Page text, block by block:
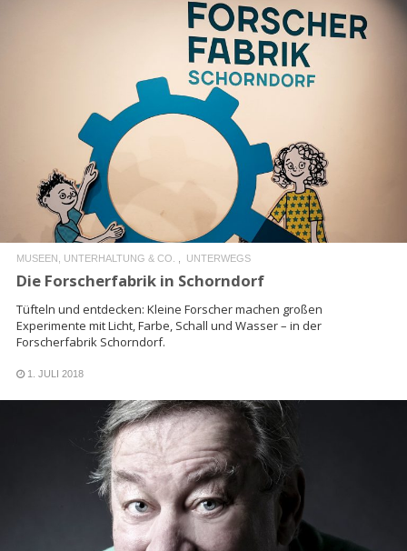
READ MORE
MUSEEN, UNTERHALTUNG & CO. UNTERWEGS
Die Forscherfabrik in Schorndorf
Tüfteln und entdecken: Kleine Forscher machen großen
Experimente mit Licht, Farbe, Schall und Wasser – in der
Forscherfabrik Schorndorf.
1. JULI 2018
READ MORE